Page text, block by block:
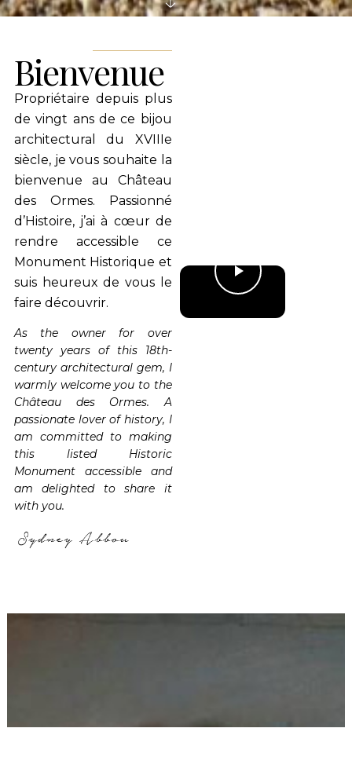
Bienvenue
Propriétaire depuis plus
de vingt ans de ce bijou
architectural du XVIIIe
siècle, je vous souhaite la
bienvenue au Château
des Ormes. Passionné
d’Histoire, j’ai à cœur de
rendre accessible ce
Monument Historique et
suis heureux de vous le
faire découvrir.
As the owner for over
twenty years of this 18th-
century architectural gem, I
warmly welcome you to the
Château des Ormes. A
passionate lover of history, I
am committed to making
this listed Historic
Monument accessible and
am delighted to share it
with you.